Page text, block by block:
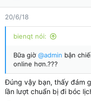
o
n
20/6/18
bienqt nói:
Bữa giờ @admin bận
online hơn.???
Đúng vậy bạn, thấy đám
lần lượt chuẩn bị đi bóc